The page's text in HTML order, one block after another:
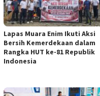
Lapas Muara Enim Ikuti Aksi
Bersih Kemerdekaan dalam
Rangka HUT ke-81 Republik
Indonesia